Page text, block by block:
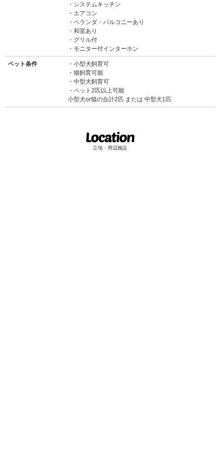
システムキッチン
エアコン
ベランダ・バルコニーあり
和室あり
グリル付
モニター付インターホン
ペット条件
小型犬飼育可
猫飼育可能
中型犬飼育可
ペット2匹以上可能
小型犬or猫の合計2匹 または 中型犬1匹
立地・周辺施設